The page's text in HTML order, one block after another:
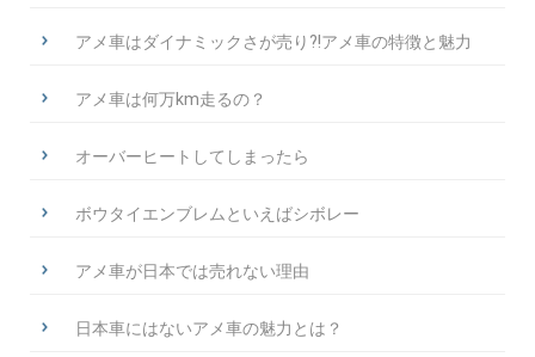
アメ車はダイナミックさが売り?!アメ車の特徴と魅力
アメ車は何万km走るの？
オーバーヒートしてしまったら
ボウタイエンブレムといえばシボレー
アメ車が日本では売れない理由
日本車にはないアメ車の魅力とは？